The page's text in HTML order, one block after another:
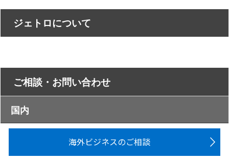
ジェトロについて
ご相談・お問い合わせ
国内
海外ビジネスのご相談